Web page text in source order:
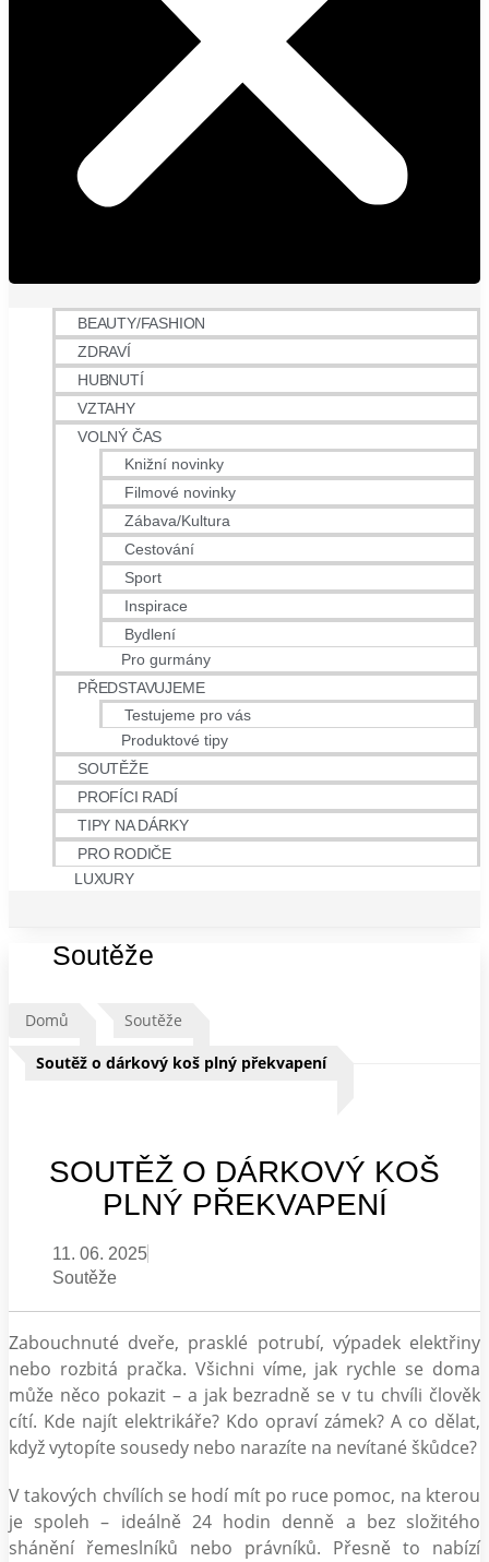
BEAUTY/FASHION
ZDRAVÍ
HUBNUTÍ
VZTAHY
VOLNÝ ČAS
Knižní novinky
Filmové novinky
Zábava/Kultura
Cestování
Sport
Inspirace
Bydlení
Pro gurmány
PŘEDSTAVUJEME
Testujeme pro vás
Produktové tipy
SOUTĚŽE
PROFÍCI RADÍ
TIPY NA DÁRKY
PRO RODIČE
LUXURY
Soutěže
Domů Soutěže
Soutěž o dárkový koš plný překvapení
SOUTĚŽ O DÁRKOVÝ KOŠ
PLNÝ PŘEKVAPENÍ
11. 06. 2025
Soutěže
Zabouchnuté dveře, prasklé potrubí, výpadek elektřiny
nebo rozbitá pračka. Všichni víme, jak rychle se doma
může něco pokazit – a jak bezradně se v tu chvíli člověk
cítí. Kde najít elektrikáře? Kdo opraví zámek? A co dělat,
když vytopíte sousedy nebo narazíte na nevítané škůdce?
V takových chvílích se hodí mít po ruce pomoc, na kterou
je spoleh – ideálně 24 hodin denně a bez složitého
shánění řemeslníků nebo právníků. Přesně to nabízí